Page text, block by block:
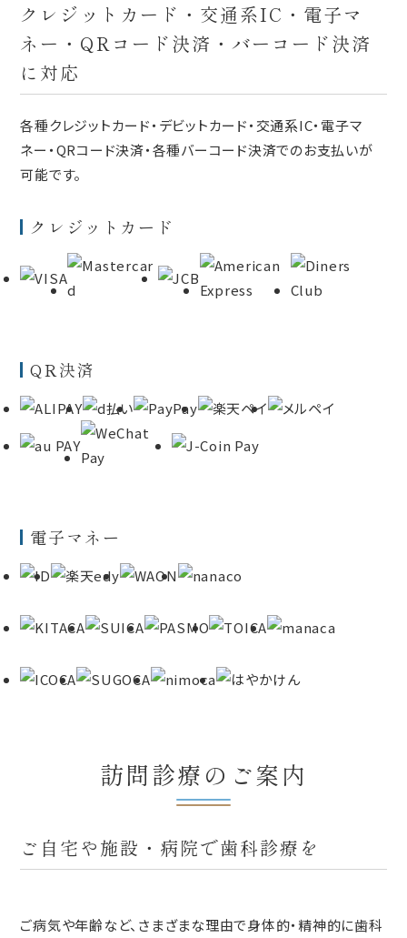
クレジットカード・交通系IC・電子マ
ネー・QRコード決済・バーコード決済
に対応
各種クレジットカード・デビットカード・交通系IC・電子マ
ネー・QRコード決済・各種バーコード決済でのお支払いが
可能です。
クレジットカード
QR決済
電子マネー
訪問診療のご案内
ご自宅や施設・病院で歯科診療を
ご病気や年齢など、さまざまな理由で身体的・精神的に歯科